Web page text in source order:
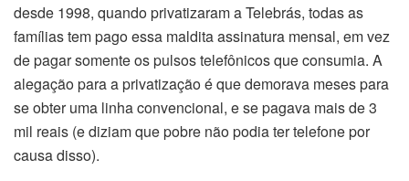
desde 1998, quando privatizaram a Telebrás, todas as
famílias tem pago essa maldita assinatura mensal, em vez
de pagar somente os pulsos telefônicos que consumia. A
alegação para a privatização é que demorava meses para
se obter uma linha convencional, e se pagava mais de 3
mil reais (e diziam que pobre não podia ter telefone por
causa disso).